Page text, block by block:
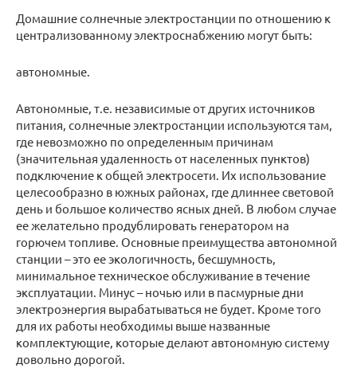
Домашние солнечные электростанции по отношению к
централизованному электроснабжению могут быть:
автономные.
Автономные, т.е. независимые от других источников
питания, солнечные электростанции используются там,
где невозможно по определенным причинам
(значительная удаленность от населенных пунктов)
подключение к общей электросети. Их использование
целесообразно в южных районах, где длиннее световой
день и большое количество ясных дней. В любом случае
ее желательно продублировать генератором на
горючем топливе. Основные преимущества автономной
станции – это ее экологичность, бесшумность,
минимальное техническое обслуживание в течение
эксплуатации. Минус – ночью или в пасмурные дни
электроэнергия вырабатываться не будет. Кроме того
для их работы необходимы выше названные
комплектующие, которые делают автономную систему
довольно дорогой.